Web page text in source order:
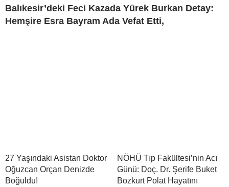
Balıkesir’deki Feci Kazada Yürek Burkan Detay:
Hemşire Esra Bayram Ada Vefat Etti,
27 Yaşındaki Asistan Doktor
Oğuzcan Orçan Denizde
Boğuldu!
NÖHÜ Tıp Fakültesi’nin Acı
Günü: Doç. Dr. Şerife Buket
Bozkurt Polat Hayatını